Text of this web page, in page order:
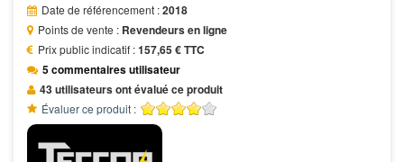
Date de référencement :2018
Points de vente : Revendeurs en ligne
Prix public indicatif :157,65 € TTC
5 commentaires utilisateur
43 utilisateurs ont évalué ce produit
Évaluer ce produit :